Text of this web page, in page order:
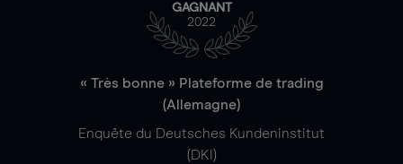
GAGNANT
2022
« Très bonne » Plateforme de trading
(Allemagne)
Enquête du Deutsches Kundeninstitut
(DKI)